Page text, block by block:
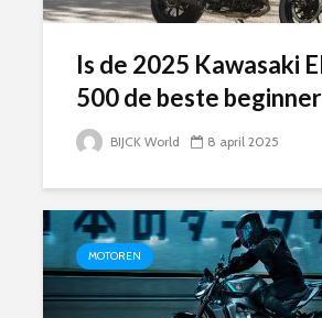
Is de 2025 Kawasaki
500 de beste
BIJCK World 8 april 2025
MOTOREN